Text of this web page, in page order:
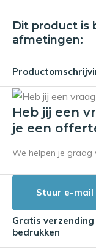
Dit product is
afmetingen:
Heb jij een
je een
We helpen je graag
Stuur e-mail
Gratis
bedrukken